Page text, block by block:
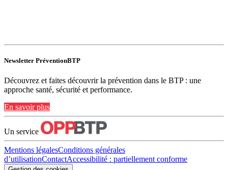
Newsletter PréventionBTP
Découvrez et faites découvrir la prévention dans le BTP : une
approche santé, sécurité et performance.
En savoir plus
Un service
Mentions légalesConditions générales
d’utilisationContactAccessibilité : partiellement conforme